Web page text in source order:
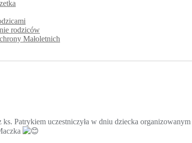
rodziców
Małoletnich
ks. Patrykiem uczestniczyła w dniu dziecka